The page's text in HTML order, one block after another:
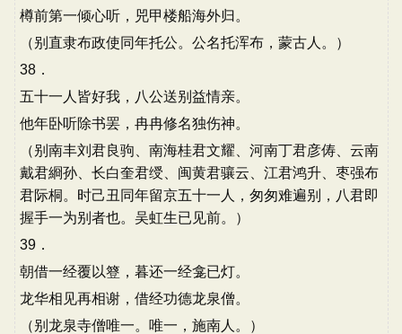
樽前第一倾心听，兕甲楼船海外归。
（别直隶布政使同年托公。公名托浑布，蒙古人。）
38．
五十一人皆好我，八公送别益情亲。
他年卧听除书罢，冉冉修名独伤神。
（别南丰刘君良驹、南海桂君文耀、河南丁君彦俦、云南
戴君綗孙、长白奎君绶、闽黄君骧云、江君鸿升、枣强布
君际桐。时己丑同年留京五十一人，匆匆难遍别，八君即
握手一为别者也。吴虹生已见前。）
39．
朝借一经覆以簦，暮还一经龛已灯。
龙华相见再相谢，借经功德龙泉僧。
（别龙泉寺僧唯一。唯一，施南人。）